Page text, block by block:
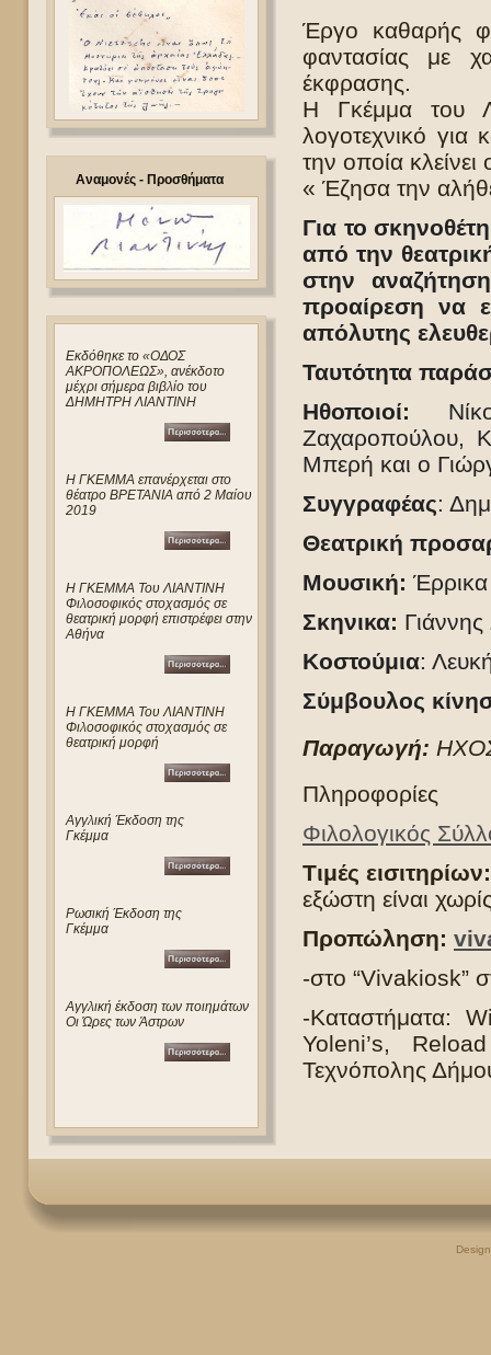
Αναμονές - Προσθήματα
Eκδόθηκε το «ΟΔΟΣ
ΑΚΡΟΠΟΛΕΩΣ», ανέκδοτο
μέχρι σήμερα βιβλίο του
ΔΗΜΗΤΡΗ ΛΙΑΝΤΙΝΗ
Η ΓΚΕΜΜΑ επανέρχεται στο
θέατρο ΒΡΕΤΑΝΙΑ από 2 Μαίου
2019
Η ΓΚΕΜΜΑ Του ΛΙΑΝΤΙΝΗ
Φιλοσοφικός στοχασμός σε
θεατρική μορφή επιστρέφει στην
Αθήνα
Η ΓΚΕΜΜΑ Του ΛΙΑΝΤΙΝΗ
Φιλοσοφικός στοχασμός σε
θεατρική μορφή
Αγγλική Έκδοση της
Γκέμμα
Ρωσική Έκδοση της
Γκέμμα
Αγγλική έκδοση των ποιημάτων
Οι Ώρες των Άστρων
Έργο καθαρής
φαντασίας με
έκφρασης.
Η Γκέμμα του
λογοτεχνικό για
την οποία
« Έζησα την
Για το
από την
στην
προαίρεση να
απόλυτης
Ταυτότητα
Ηθοποιοί: Ν
Ζαχαροπούλου,
Μπερή και ο
Συγγραφέας:
Θεατρική
Μουσική:
Σκηνικα: Γιάννης
Κοστούμια:
Σύμβουλος
Παραγωγή: Η
Πληροφορίες
Φιλολογικός
Τιμές εισιτηρίων:
εξώστη είναι
Προπώληση:
-στο “Vivakiosk”
-Καταστήματα:
Yoleni’s,
Τεχνόπολης